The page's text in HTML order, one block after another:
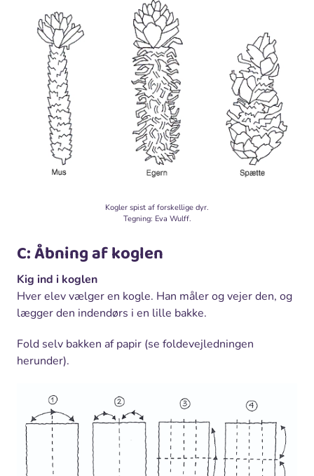
Kogler spist af forskellige dyr.
Tegning: Eva Wulff.
C: Åbning af koglen
Kig ind i koglen
Hver elev vælger en kogle. Han måler og vejer den, og
lægger den indendørs i en lille bakke.
Fold selv bakken af papir (se foldevejledningen
herunder).